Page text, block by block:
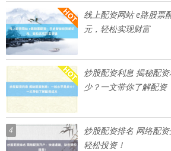
线上配资网站 e路股票
元，轻松实现财富
炒股配资利息 揭秘配
少？一文带你了解配资
4
炒股配资排名 网络配
轻松投资！